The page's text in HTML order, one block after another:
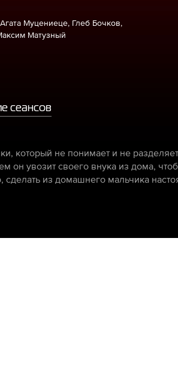
Муцениеце, Глеб Бочков,
Матузный
сеансов
который не понимает и не
он увозит своего внука из дома,
из домашнего мальчика